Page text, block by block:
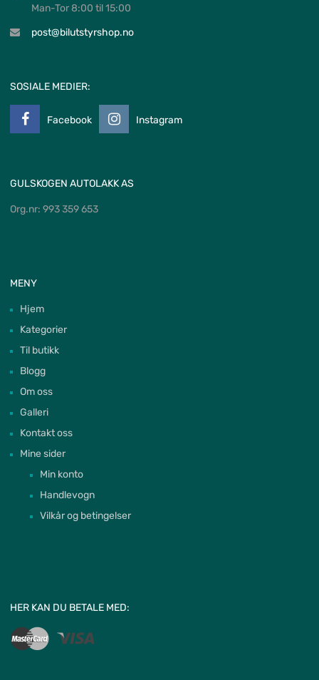
Man-Tor 8:00 til 15:00
post@bilutstyrshop.no
SOSIALE MEDIER:
Facebook Instagram
GULSKOGEN AUTOLAKK AS
Org.nr: 993 359 653
MENY
Hjem
Kategorier
Til butikk
Blogg
Om oss
Galleri
Kontakt oss
Mine sider
Min konto
Handlevogn
Vilkår og betingelser
HER KAN DU BETALE MED: